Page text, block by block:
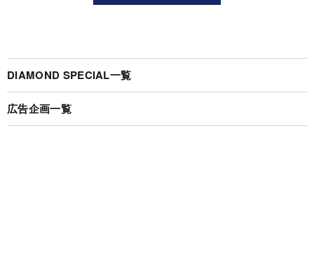
DIAMOND SPECIAL一覧
広告企画一覧